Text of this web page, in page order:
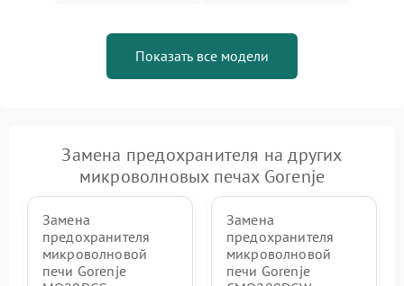
Показать все модели
Замена предохранителя на других
микроволновых печах Gorenje
Замена
предохранителя
микроволновой
печи Gorenje
Замена
предохранителя
микроволновой
печи Gorenje